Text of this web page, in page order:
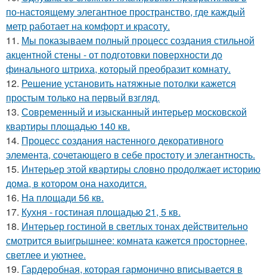
по-настоящему элегантное пространство, где каждый
метр работает на комфорт и красоту.
11. Мы показываем полный процесс создания стильной
акцентной стены - от подготовки поверхности до
финального штриха, который преобразит комнату.
12. Решение установить натяжные потолки кажется
простым только на первый взгляд.
13. Современный и изысканный интерьер московской
квартиры площадью 140 кв.
14. Процесс создания настенного декоративного
элемента, сочетающего в себе простоту и элегантность.
15. Интерьер этой квартиры словно продолжает историю
дома, в котором она находится.
16. На площади 56 кв.
17. Кухня - гостиная площадью 21, 5 кв.
18. Интерьер гостиной в светлых тонах действительно
смотрится выигрышнее: комната кажется просторнее,
светлее и уютнее.
19. Гардеробная, которая гармонично вписывается в